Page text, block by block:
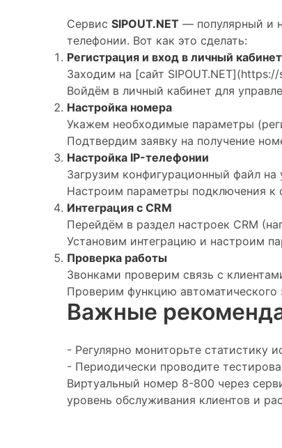
Сервис SIPOUT.NET — популярный и
телефонии. Вот как это сделать:
Регистрация и вход в личный кабинет
Заходим на [сайт
Войдём в личный кабинет для
Настройка номера
Укажем необходимые параметры
Подтвердим заявку на получение
Настройка IP-телефонии
Загрузим конфигурационный файл на
Настроим параметры подключения к
Интеграция с CRM
Перейдём в раздел настроек CRM
Установим интеграцию и настроим
Проверка работы
Звонками проверим связь с
Проверим функцию автоматического
Важные
- Регулярно мониторьте статистику
- Периодически проводите
Виртуальный номер 8-800 через
уровень обслуживания клиентов и